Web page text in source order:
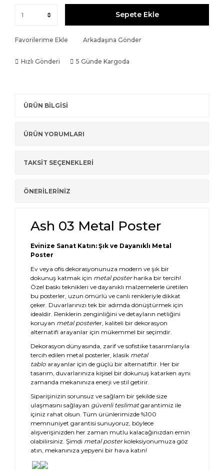
Sepete Ekle
Favorilerime Ekle Arkadaşına Gönder
Hızlı Gönderi 5 Günde Kargoda
ÜRÜN BİLGİSİ
ÜRÜN YORUMLARI
TAKSİT SEÇENEKLERİ
ÖNERİLERİNİZ
Ash 03 Metal Poster
Evinize Sanat Katın: Şık ve Dayanıklı Metal
Poster
Ev veya ofis dekorasyonunuza modern ve şık bir
dokunuş katmak için metal posterharika bir tercih!
Özel baskı teknikleri ve dayanıklı malzemelerle üretilen
bu posterler, uzun ömürlü ve canlı renkleriyle dikkat
çeker. Duvarlarınızı tek bir adımda dönüştürmek için
idealdir. Renklerin zenginliğini ve detayların netliğini
koruyan metal posterler, kaliteli bir dekorasyon
alternatifi arayanlar için mükemmel bir seçimdir.
Dekorasyon dünyasında, zarif ve sofistike tasarımlarıyla
tercih edilen metal posterler, klasik metal
tablo arayanlar için de güçlü bir alternatiftir. Her bir
tasarım, duvarlarınıza kişisel bir dokunuş katarken aynı
zamanda mekanınıza enerji ve stil getirir.
Siparişinizin sorunsuz ve sağlam bir şekilde size
ulaşmasını sağlayan güvenli teslimatgarantimiz ile
içiniz rahat olsun. Tüm ürünlerimizde %100
memnuniyet garantisi sunuyoruz, böylece
alışverişinizden her zaman mutlu kalacağınızdan emin
olabilirsiniz. Şimdi metal posterkoleksiyonumuza göz
atın, mekanınıza yepyeni bir hava katın!